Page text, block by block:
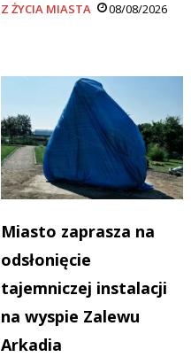
Z ŻYCIA MIASTA 08/08/2026
Miasto zaprasza na
odsłonięcie
tajemniczej instalacji
na wyspie Zalewu
Arkadia